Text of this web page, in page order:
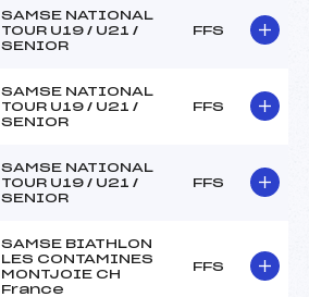
SAMSE NATIONAL
TOUR U19 / U21 /
SENIOR
FFS
SAMSE NATIONAL
TOUR U19 / U21 /
SENIOR
FFS
SAMSE NATIONAL
TOUR U19 / U21 /
SENIOR
FFS
SAMSE BIATHLON
LES CONTAMINES
MONTJOIE CH
France
FFS